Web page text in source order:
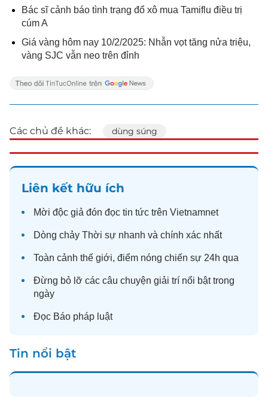
Bác sĩ cảnh báo tình trạng đổ xô mua Tamiflu điều trị
cúm A
Giá vàng hôm nay 10/2/2025: Nhẫn vọt tăng nửa triệu,
vàng SJC vẫn neo trên đỉnh
Các chủ đề khác: dùng súng
Liên kết hữu ích
Mời độc giả đón đọc tin tức trên Vietnamnet
Dòng chảy Thời sự nhanh và chính xác nhất
Toàn cảnh thế giới, điểm nóng chiến sự 24h qua
Đừng bỏ lỡ các câu chuyện giải trí nổi bật trong
ngày
Đọc Báo pháp luật
Tin nổi bật